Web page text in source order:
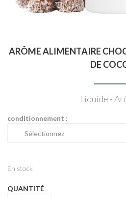
ARÔME ALIMENTAIRE
DE
Liquide -
conditionnement :
En stock
QUANTITÉ